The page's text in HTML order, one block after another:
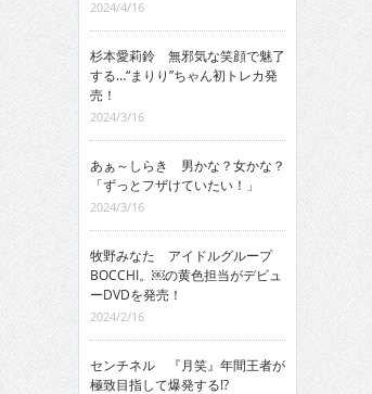
2024/4/16
杉本愛莉鈴 無邪気な笑顔で魅了
する…“まりり”ちゃん初トレカ発
売！
2024/3/16
あぁ～しらき 男かな？女かな？
「ずっとフザけていたい！」
2024/3/16
牧野みなた アイドルグループ
BOCCHI。￼の黄色担当がデビュ
ーDVDを発売！
2024/2/16
センチネル 『月笑』年間王者が
極致目指して爆発する!?